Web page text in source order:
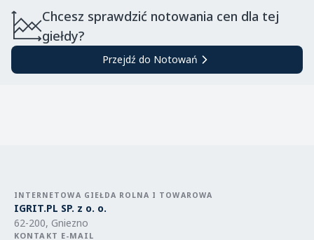
Chcesz sprawdzić notowania cen dla tej
giełdy?
Przejdź do Notowań
INTERNETOWA GIEŁDA ROLNA I TOWAROWA
IGRIT.PL SP. z o. o.
62-200, Gniezno
KONTAKT E-MAIL